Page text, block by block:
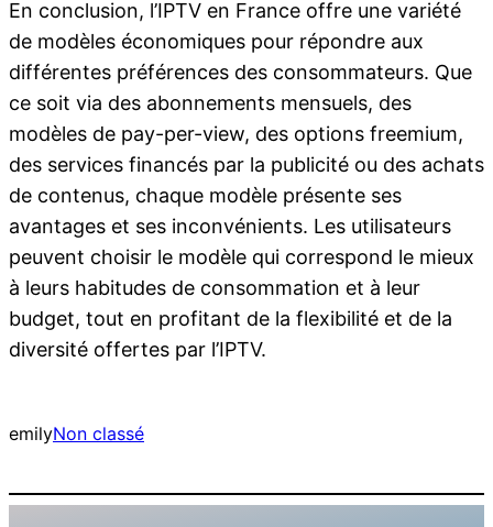
En conclusion, l’IPTV en France offre une variété
de modèles économiques pour répondre aux
différentes préférences des consommateurs. Que
ce soit via des abonnements mensuels, des
modèles de pay-per-view, des options freemium,
des services financés par la publicité ou des achats
de contenus, chaque modèle présente ses
avantages et ses inconvénients. Les utilisateurs
peuvent choisir le modèle qui correspond le mieux
à leurs habitudes de consommation et à leur
budget, tout en profitant de la flexibilité et de la
diversité offertes par l’IPTV.
emilyNon classé